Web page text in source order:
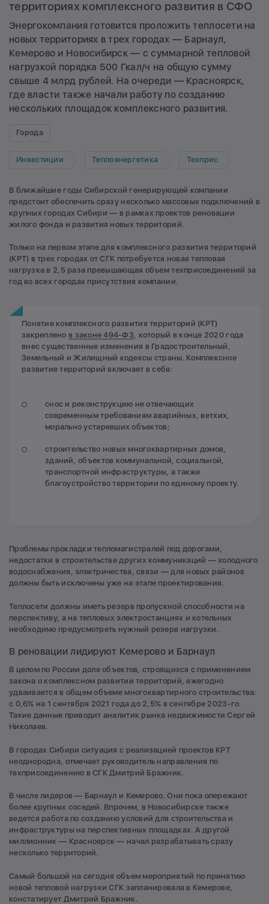
территориях комплексного развития в СФО
Энергокомпания готовится проложить теплосети на
новых территориях в трех городах — Барнаул,
Кемерово и Новосибирск — с суммарной тепловой
нагрузкой порядка 500 Гкал/ч на общую сумму
свыше 4 млрд рублей. На очереди — Красноярск,
где власти также начали работу по созданию
нескольких площадок комплексного развития.
Города
Инвестиции Теплоэнергетика Техприс
В ближайшие годы Сибирской генерирующей компании
предстоит обеспечить сразу несколько массовых подключений в
крупных городах Сибири — в рамках проектов реновации
жилого фонда и развития новых территорий.
Только на первом этапе для комплексного развития территорий
(КРТ) в трех городах от СГК потребуется новая тепловая
нагрузка в 2,5 раза превышающая объем техприсоединений за
год во всех городах присутствия компании.
Понятие комплексного развития территорий (КРТ)
закреплено в законе 494-ФЗ, который в конце 2020 года
внес существенные изменения в Градостроительный,
Земельный и Жилищный кодексы страны. Комплексное
развитие территорий включает в себя:
снос и реконструкцию не отвечающих
современным требованиям аварийных, ветхих,
морально устаревших объектов;
строительство новых многоквартирных домов,
зданий, объектов коммунальной, социальной,
транспортной инфраструктуры, а также
благоустройство территории по единому проекту.
Проблемы прокладки тепломагистралей под дорогами,
недостатки в строительстве других коммуникаций — холодного
водоснабжения, электричества, связи — для новых районов
должны быть исключены уже на этапе проектирования.
Теплосети должны иметь резерв пропускной способности на
перспективу, а на тепловых электростанциях и котельных
необходимо предусмотреть нужный резерв нагрузки.
В реновации лидируют Кемерово и Барнаул
В целом по России доля объектов, строящихся с применением
закона о комплексном развитии территорий, ежегодно
удваивается в общем объеме многоквартирного строительства:
с 0,6% на 1 сентября 2021 года до 2,5% в сентябре 2023-го.
Такие данные приводит аналитик рынка недвижимости Сергей
Николаев.
В городах Сибири ситуация с реализацией проектов КРТ
неоднородна, отмечает руководитель направления по
техприсоединению в СГК Дмитрий Бражник.
В числе лидеров — Барнаул и Кемерово. Они пока опережают
более крупных соседей. Впрочем, в Новосибирске также
ведется работа по созданию условий для строительства и
инфраструктуры на перспективных площадках. А другой
миллионник — Красноярск — начал разрабатывать сразу
несколько территорий.
Самый большой на сегодня объем мероприятий по принятию
новой тепловой нагрузки СГК запланировала в Кемерове,
констатирует Дмитрий Бражник.